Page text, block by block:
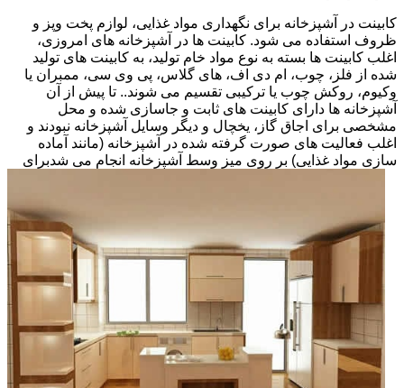
کابینت در آشپزخانه برای نگهداری مواد غذایی، لوازم پخت وپز و
ظروف استفاده می شود. کابینت ها در آشپزخانه های امروزی،
اغلب کابینت ها بسته به نوع مواد خام تولید، به کابینت های تولید
شده از فلز، چوب، ام دی اف، های گلاس، پی وی سی، ممبران یا
وکیوم، روکش چوب یا ترکیبی تقسیم می شوند.. تا پیش از آن
آشپزخانه ها دارای کابینت های ثابت و جاسازی شده و محل
مشخصی برای اجاق گاز، یخچال و دیگر وسایل آشپزخانه نبودند و
اغلب فعالیت های صورت گرفته شده در آشپزخانه (مانند آماده
سازی مواد غذایی) بر روی میز وسط آشپزخانه انجام می شدبرای